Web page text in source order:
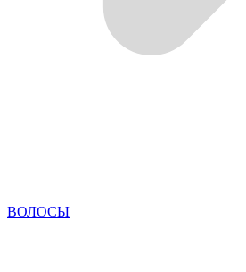
ВОЛОСЫ